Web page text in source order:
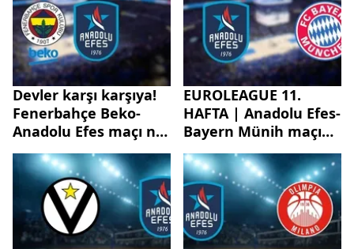
Devler karşı karşıya!
Fenerbahçe Beko-
Anadolu Efes maçı ne
zaman, hangi
kanalda?
EUROLEAGUE 11.
HAFTA | Anadolu Efes-
Bayern Münih maçı
ne zaman, saat kaçta,
hangi kanalda?